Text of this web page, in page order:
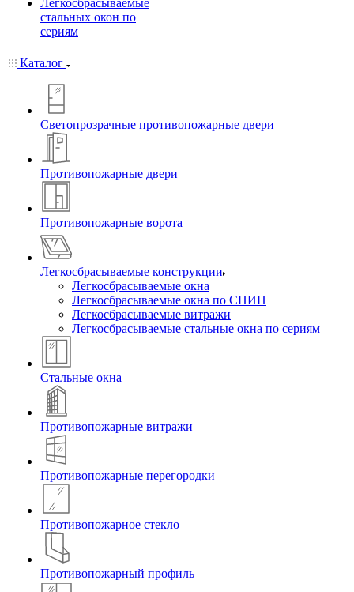
Легкосбрасываемые
стальных окон по
сериям
Каталог
Светопрозрачные противопожарные двери
Противопожарные двери
Противопожарные ворота
Легкосбрасываемые конструкции
Легкосбрасываемые окна
Легкосбрасываемые окна по СНИП
Легкосбрасываемые витражи
Легкосбрасываемые стальные окна по сериям
Стальные окна
Противопожарные витражи
Противопожарные перегородки
Противопожарное стекло
Противопожарный профиль